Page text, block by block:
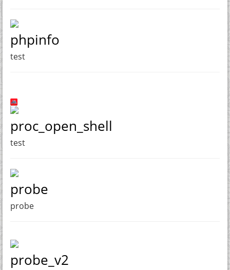
phpinfo
test
proc_open_shell
test
probe
probe
probe_v2